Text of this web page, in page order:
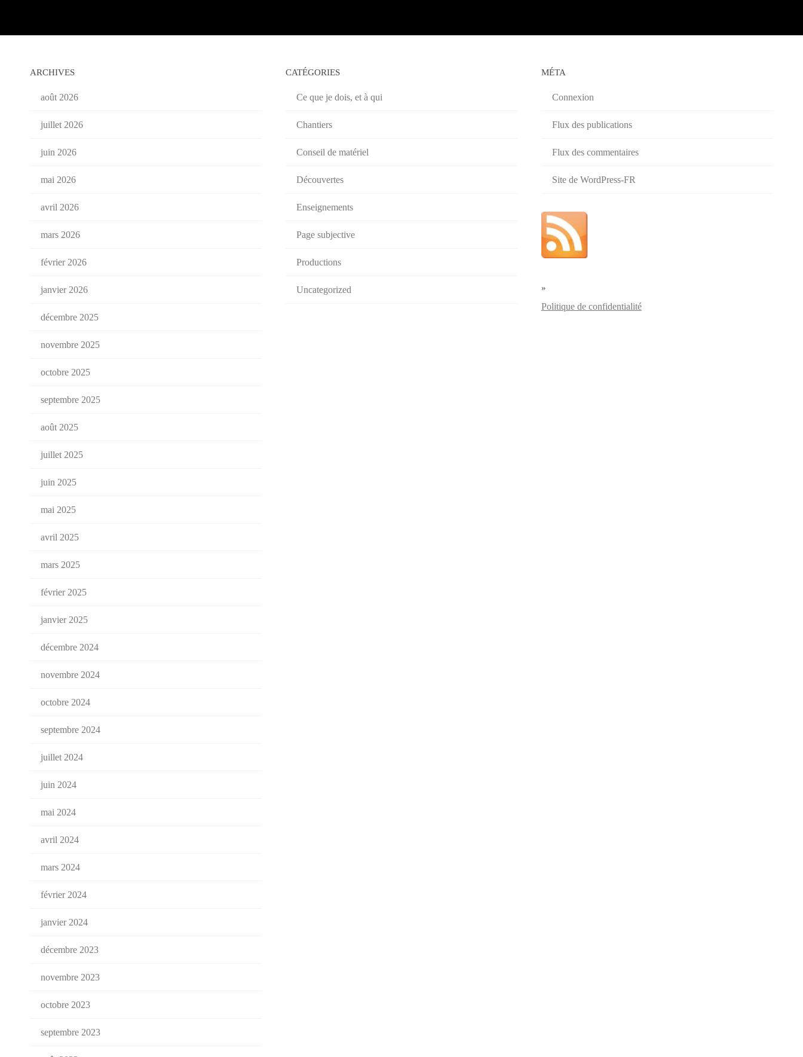
ARCHIVES
août 2026
juillet 2026
juin 2026
mai 2026
avril 2026
mars 2026
février 2026
janvier 2026
décembre 2025
novembre 2025
octobre 2025
septembre 2025
août 2025
juillet 2025
juin 2025
mai 2025
avril 2025
mars 2025
février 2025
janvier 2025
décembre 2024
novembre 2024
octobre 2024
septembre 2024
juillet 2024
juin 2024
mai 2024
avril 2024
mars 2024
février 2024
janvier 2024
décembre 2023
novembre 2023
octobre 2023
septembre 2023
CATÉGORIES
Ce que je dois, et à qui
Chantiers
Conseil de matériel
Découvertes
Enseignements
Page subjective
Productions
Uncategorized
MÉTA
Connexion
Flux des publications
Flux des commentaires
Site de WordPress-FR
»
Politique de confidentialité